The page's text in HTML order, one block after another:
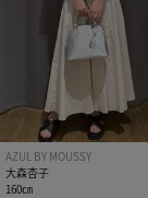
AZUL BY MOUSSY
大森杏子
160㎝